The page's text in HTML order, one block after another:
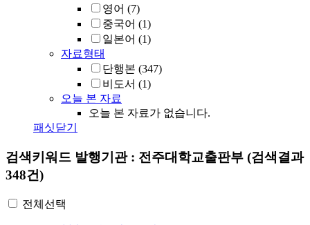
영어 (7)
중국어 (1)
일본어 (1)
자료형태
단행본 (347)
비도서 (1)
오늘 본 자료
오늘 본 자료가 없습니다.
패싯닫기
검색키워드 발행기관 : 전주대학교출판부 (검색결과
348건)
전체선택